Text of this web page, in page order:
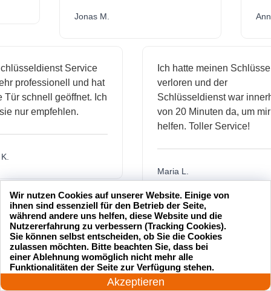
Jonas M.
Service
und hat
schnell geöffnet. Ich
empfehlen.
Ich hatte meinen Schlüssel
verloren und der
Schlüsseldienst war innerhalb
von 20 Minuten da, um mir zu
helfen. Toller Service!
Maria L.
24 Stunden am Tag
Akzeptieren
Wir nutzen Cookies auf unserer Website. Einige von
ihnen sind essenziell für den Betrieb der Seite,
während andere uns helfen, diese Website und die
Nutzererfahrung zu verbessern (Tracking Cookies).
Sie können selbst entscheiden, ob Sie die Cookies
zulassen möchten. Bitte beachten Sie, dass bei
einer Ablehnung womöglich nicht mehr alle
Funktionalitäten der Seite zur Verfügung stehen.